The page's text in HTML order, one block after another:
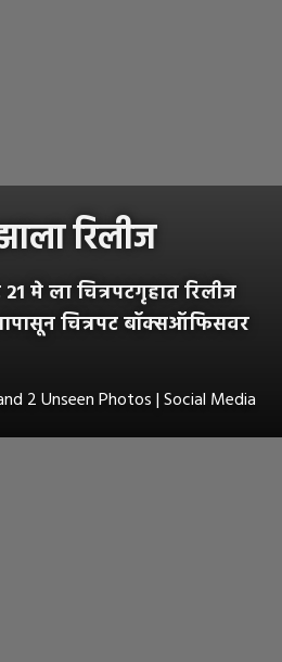
रिलीज
मे ला चित्रपटगृहात रिलीज
चित्रपट बॉक्सऑफिसवर
2 Unseen Photos | Social Media